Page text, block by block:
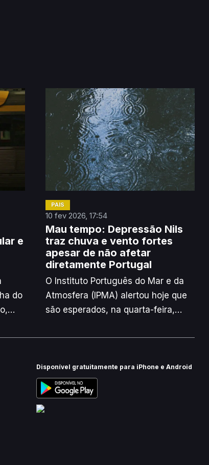
e
do
PAÍS
10 fev 2026, 17:54
Mau tempo: Depressão Nils
traz chuva e vento fortes
apesar de não afetar
diretamente Portugal
O Instituto Português do Mar e da
Atmosfera (IPMA) alertou hoje que
são esperados, na quarta-feira,
devido à depressão Nils, que não
continental.
Disponível gratuitamente para iPhone e Android